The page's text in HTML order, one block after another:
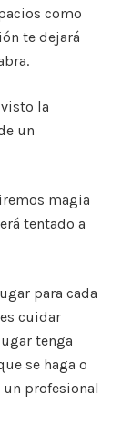
como
te dejará
la
un
magia
tentado a
para cada
cuidar
tenga
se haga o
profesional